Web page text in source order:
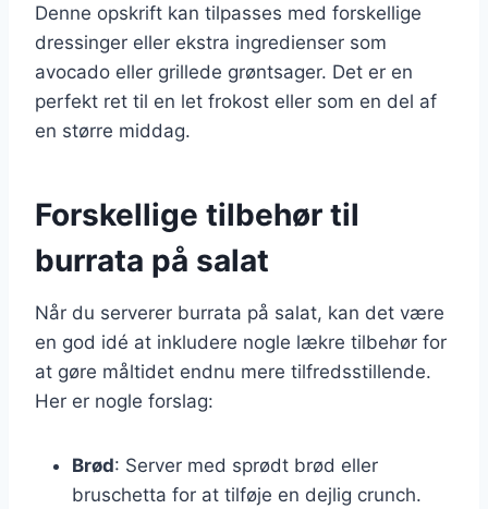
Denne opskrift kan tilpasses med forskellige
dressinger eller ekstra ingredienser som
avocado eller grillede grøntsager. Det er en
perfekt ret til en let frokost eller som en del af
en større middag.
Forskellige tilbehør til
burrata på salat
Når du serverer burrata på salat, kan det være
en god idé at inkludere nogle lækre tilbehør for
at gøre måltidet endnu mere tilfredsstillende.
Her er nogle forslag:
Brød: Server med sprødt brød eller
bruschetta for at tilføje en dejlig crunch.